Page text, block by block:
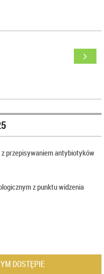
z przepisywaniem antybiotyków
z punktu widzenia
DOSTĘPIE